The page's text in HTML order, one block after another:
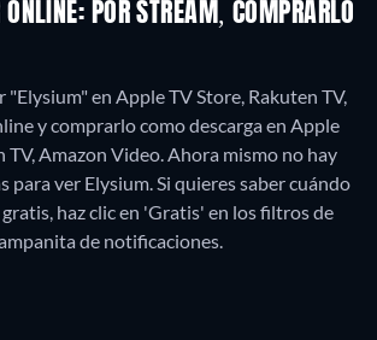
ONLINE: POR STREAM, COMPRARLO
"Elysium" en Apple TV Store, Rakuten TV,
y comprarlo como descarga en Apple
TV, Amazon Video.Ahora mismo no hay
para ver Elysium. Si quieres saber cuándo
haz clic en 'Gratis' en los filtros de
de notificaciones.